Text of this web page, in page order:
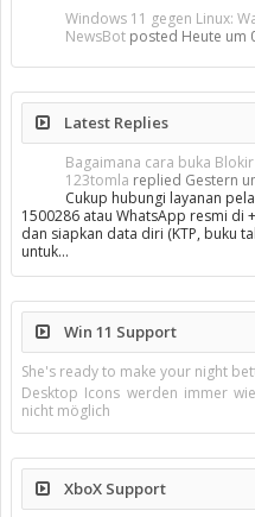
Windows 11 gegen Linux:
NewsBot posted Heute um
Latest Replies
Bagaimana cara buka
123tomla replied Gestern
Cukup hubungi layanan
1500286 atau WhatsApp resmi di
dan siapkan data diri (KTP, buku
untuk…
Win 11 Support
She's ready to make your night
Desktop Icons werden immer
nicht möglich
XboX Support